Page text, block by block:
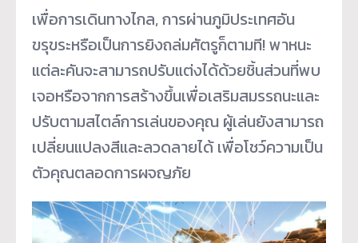
เพื่อการเดินทางไกล, การผ่านภูมิประเทศอัน
ขรุขระหรือเป็นการยิงถล่มศัตรูก็ตามที! พาหนะ
แต่ละคันจะสามารถปรับแต่งได้ด้วยชิ้นส่วนที่พบ
เจอหรือจากการสร้างขึ้นเพื่อเสริมสมรรถนะและ
ปรับตามสไตล์การเล่นของคุณ ผู้เล่นยังสามารถ
เปลี่ยนแปลงสีและลวดลายได้ เพื่อโชว์ความเป็น
ตัวคุณตลอดการผจญภัย